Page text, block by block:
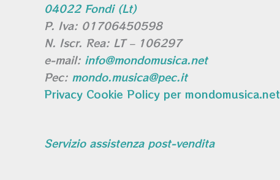
04022 Fondi (Lt)
P. Iva: 01706450598
N. Iscr. Rea: LT – 106297
e-mail: info@mondomusica.net
Pec: mondo.musica@pec.it
Privacy Cookie Policy per mondomusica.net
Servizio assistenza post-vendita